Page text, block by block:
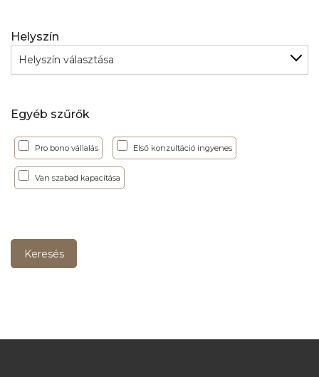
Helyszín
Helyszín választása
Egyéb szűrők
Pro bono vállalás Első konzultáció ingyenes
Van szabad kapacitása